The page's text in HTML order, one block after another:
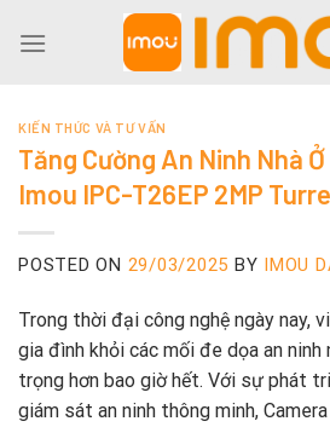
KIẾN THỨC VÀ TƯ VẤN
Tăng Cường An Ninh Nhà
Imou IPC-T26EP 2MP
POSTED ON 29/03/2025 BY IMOU
Trong thời đại công nghệ ngày nay,
gia đình khỏi các mối đe dọa an ninh
trọng hơn bao giờ hết. Với sự phát
giám sát an ninh thông minh,